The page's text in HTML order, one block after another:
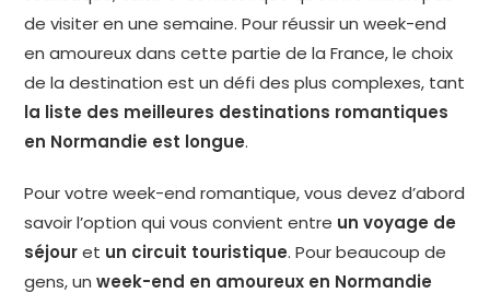
de visiter en une semaine. Pour réussir un week-end
en amoureux dans cette partie de la France, le choix
de la destination est un défi des plus complexes, tant
la liste des meilleures destinations romantiques
en Normandie est longue.
Pour votre week-end romantique, vous devez d’abord
savoir l’option qui vous convient entre un voyage de
séjouret un circuit touristique. Pour beaucoup de
gens, unweek-end en amoureux en Normandie